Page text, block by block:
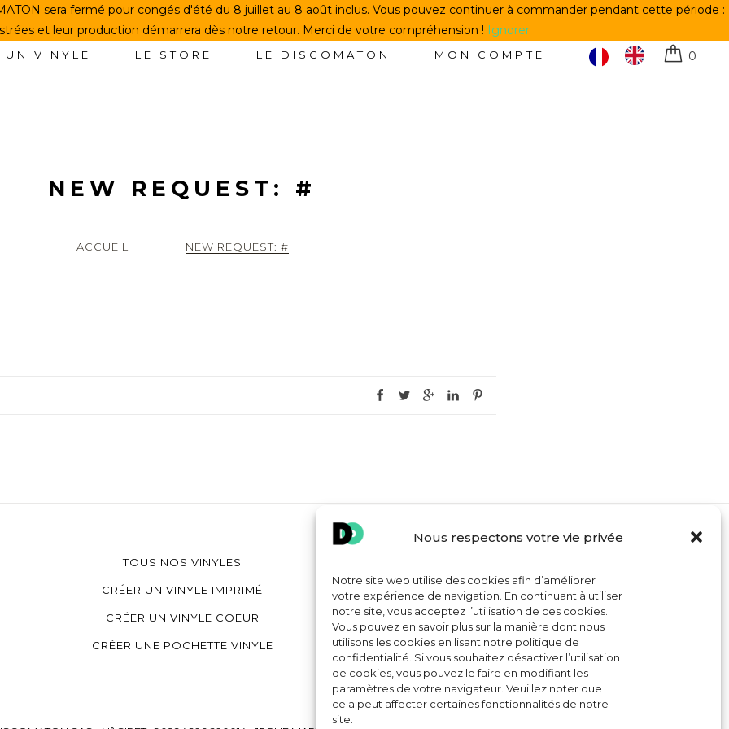
Nous respectons votre vie privée
Notre site web utilise des cookies afin d’améliorer
votre expérience de navigation. En continuant à utiliser
notre site, vous acceptez l’utilisation de ces cookies.
Vous pouvez en savoir plus sur la manière dont nous
utilisons les cookies en lisant notre politique de
confidentialité. Si vous souhaitez désactiver l’utilisation
de cookies, vous pouvez le faire en modifiant les
paramètres de votre navigateur. Veuillez noter que
cela peut affecter certaines fonctionnalités de notre
site.
0
UN VINYLE LE STORE LE DISCOMATON MON COMPTE
ACCUEIL NEW REQUEST: #
NEW REQUEST: #
TOUS NOS VINYLES
CRÉER UN VINYLE IMPRIMÉ
CRÉER UN VINYLE COEUR
CRÉER UNE POCHETTE VINYLE
CONTACT
CONDITIONS GÉNÉRALES DE VENTE
POLITIQUE DE COOKIES
sera fermé pour congés d'été du 8 juillet au 8 août inclus. Vous pouvez continuer à commander pendant cette période :
et leur production démarrera dès notre retour. Merci de votre compréhension ! Ignorer